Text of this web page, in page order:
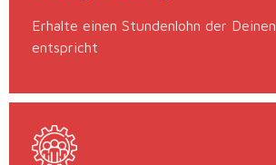
Erhalte einen Stundenlohn der
entspricht